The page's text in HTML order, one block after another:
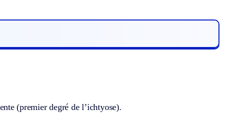
(premier degré de l’ichtyose).